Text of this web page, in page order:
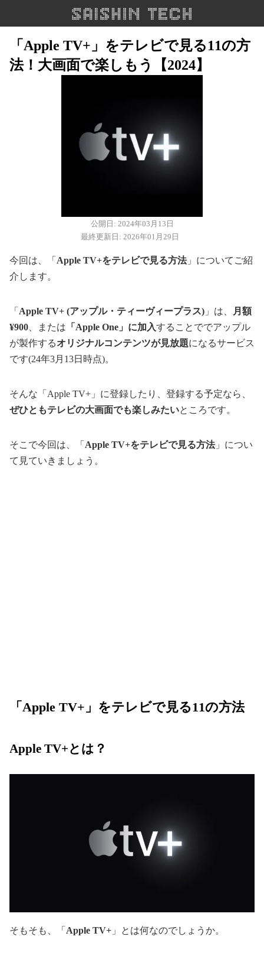
「Apple TV+」をテレビで見る11の方
法！大画面で楽しもう【2024】
公開日: 2024年03月13日
最終更新日: 2026年01月29日
今回は、「 Apple TV+をテレビで見る方法」についてご紹
介します。
「 Apple TV+ (アップル・ティーヴィープラス) 」は、
月額
¥900 、または 「Apple One」に加入することででアップル
が製作するオリジナルコンテンツが見放題になるサービス
です(24年3月13日時点)。
そんな「Apple TV+」に登録したり、登録する予定なら、
ぜひともテレビの大画面でも楽しみたいところです。
そこで今回は、「 Apple TV+をテレビで見る方法」につい
て見ていきましょう。
「Apple TV+」をテレビで見る11の方法
Apple TV+とは？
そもそも、「 Apple TV+ 」とは何なのでしょうか。